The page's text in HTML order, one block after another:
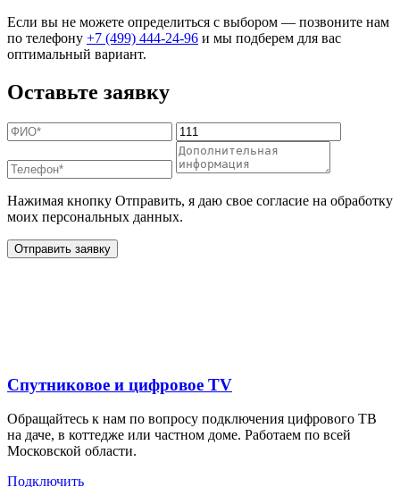
Если вы не можете определиться с выбором — позвоните нам
по телефону +7 (499) 444-24-96 и мы подберем для вас
оптимальный вариант.
Оставьте заявку
Нажимая кнопку Отправить, я даю свое согласие на обработку
моих персональных данных.
Отправить заявку
Спутниковое и цифровое TV
Обращайтесь к нам по вопросу подключения цифрового ТВ
на даче, в коттедже или частном доме. Работаем по всей
Московской области.
Подключить